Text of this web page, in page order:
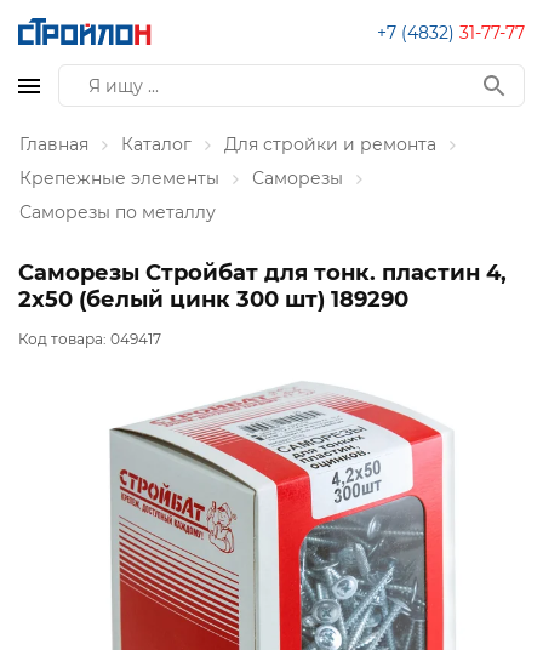
+7 (4832) 31-77-77
Главная Каталог
Для стройки и ремонта
Крепежные элементы
Саморезы
Саморезы по металлу
Саморезы Стройбат для тонк. пластин 4,
2x50 (белый цинк 300 шт) 189290
Код товара: 049417